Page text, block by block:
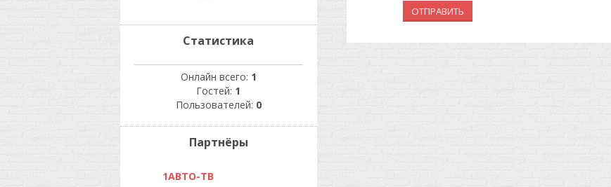
ОТПРАВИТЬ
Статистика
Онлайн всего: 1
Гостей: 1
Пользователей: 0
Партнёры
1АВТО-ТВ